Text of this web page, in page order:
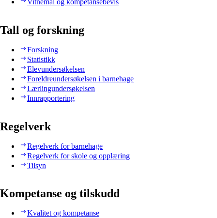
Tall og forskning
Forskning
Statistikk
Elevundersøkelsen
Foreldreundersøkelsen i barnehage
Lærlingundersøkelsen
Innrapportering
Regelverk
Regelverk for barnehage
Regelverk for skole og opplæring
Tilsyn
Kompetanse og tilskudd
Kvalitet og kompetanse